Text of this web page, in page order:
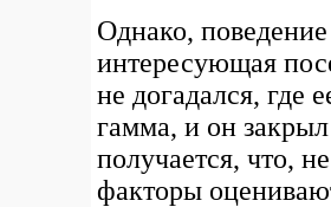
Однако,
интересующая
не догадался, где
гамма, и он
получается, что,
факторы